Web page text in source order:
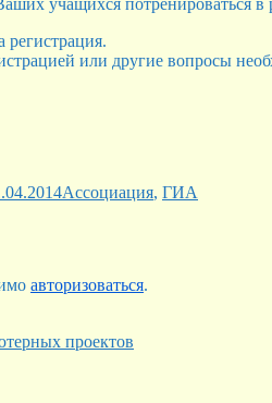
регистрация.
или другие вопросы
Ассоциация, ГИА
авторизоваться.
проектов